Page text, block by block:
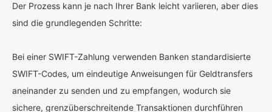
Der Prozess kann je nach Ihrer Bank leicht variieren, aber dies
sind die grundlegenden Schritte:
Bei einer SWIFT-Zahlung verwenden Banken standardisierte
SWIFT-Codes, um eindeutige Anweisungen für Geldtransfers
aneinander zu senden und zu empfangen, wodurch sie
sichere, grenzüberschreitende Transaktionen durchführen